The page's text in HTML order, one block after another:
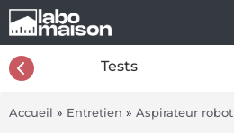
Aller
au
contenu
Tests
Accueil » Entretien » Aspirateur robot